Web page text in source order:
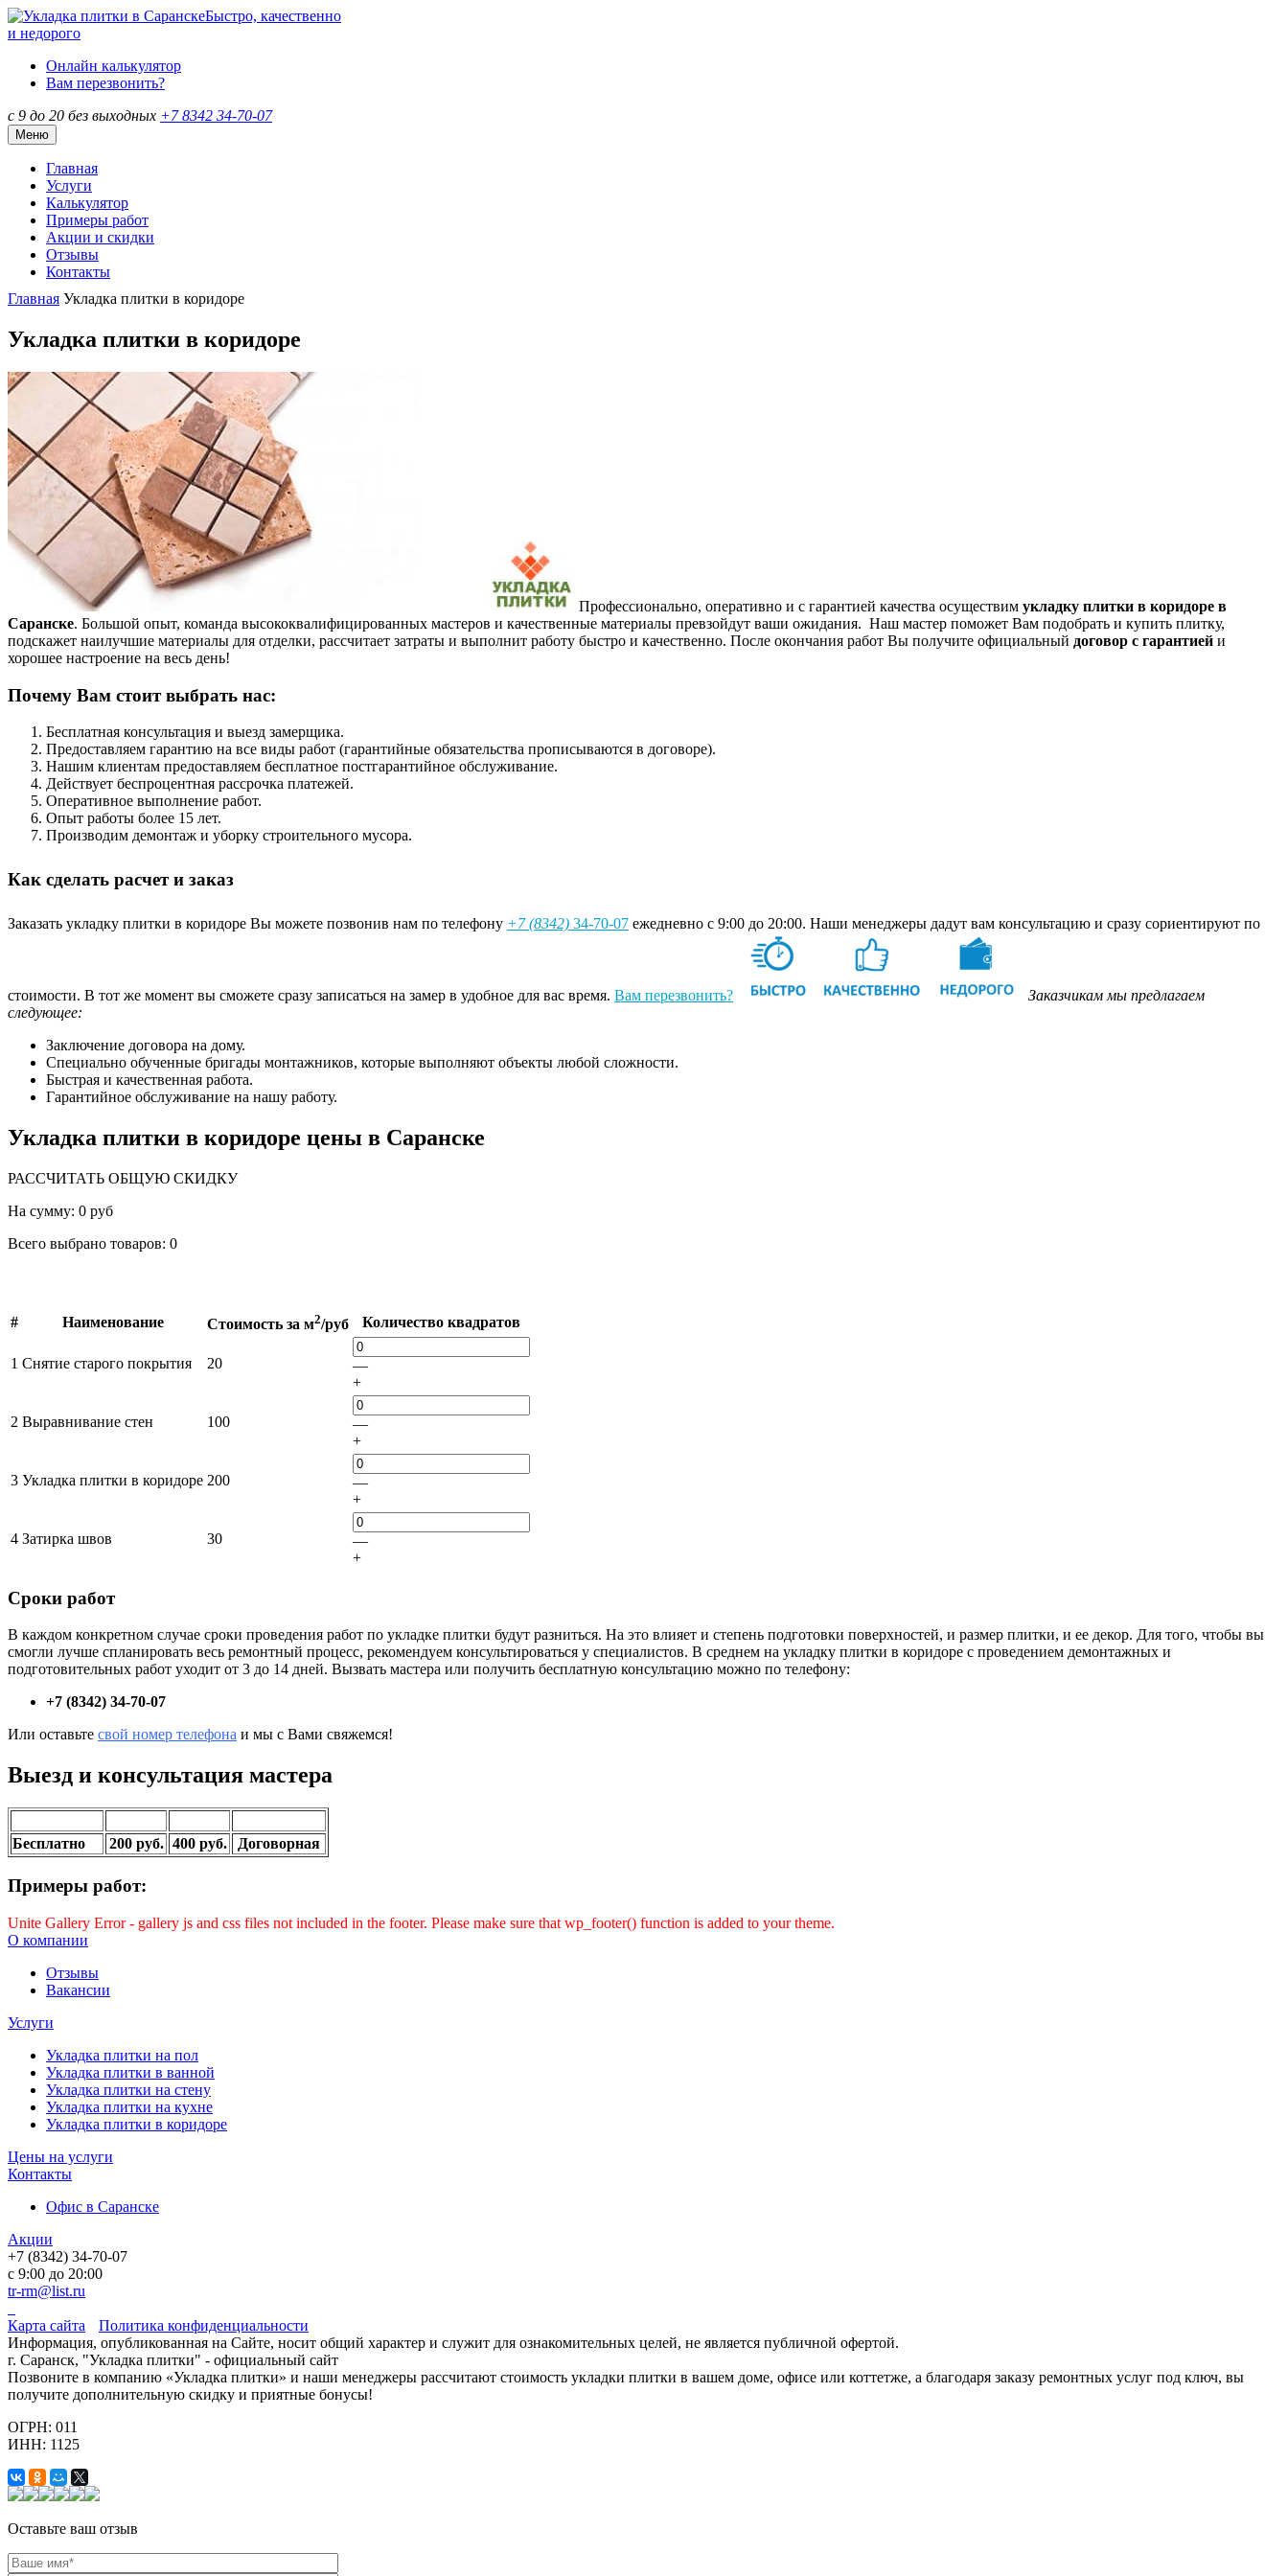
Быстро, качественно
и недорого
Онлайн калькулятор
Вам перезвонить?
с 9 до 20 без выходных +7 8342 34-70-07
Меню
Главная
Услуги
Калькулятор
Примеры работ
Акции и скидки
Отзывы
Контакты
Главная Укладка плитки в коридоре
Укладка плитки в коридоре
Профессионально, оперативно и с гарантией качества осуществим укладку плитки в коридоре в
Саранске. Большой опыт, команда высококвалифицированных мастеров и качественные материалы превзойдут ваши ожидания. Наш мастер поможет Вам подобрать и купить плитку,
подскажет наилучшие материалы для отделки, рассчитает затраты и выполнит работу быстро и качественно. После окончания работ Вы получите официальный договор с гарантией и
хорошее настроение на весь день!
Почему Вам стоит выбрать нас:
Бесплатная консультация и выезд замерщика.
Предоставляем гарантию на все виды работ (гарантийные обязательства прописываются в договоре).
Нашим клиентам предоставляем бесплатное постгарантийное обслуживание.
Действует беспроцентная рассрочка платежей.
Оперативное выполнение работ.
Опыт работы более 15 лет.
Производим демонтаж и уборку строительного мусора.
Как сделать расчет и заказ
Заказать укладку плитки в коридоре Вы можете позвонив нам по телефону +7 (8342) 34-70-07 ежедневно с 9:00 до 20:00. Наши менеджеры дадут вам консультацию и сразу сориентируют по
стоимости. В тот же момент вы сможете сразу записаться на замер в удобное для вас время. Вам перезвонить?
Заказчикам мы предлагаем
следующее:
Заключение договора на дому.
Специально обученные бригады монтажников, которые выполняют объекты любой сложности.
Быстрая и качественная работа.
Гарантийное обслуживание на нашу работу.
Укладка плитки в коридоре цены в Саранске
РАССЧИТАТЬ ОБЩУЮ СКИДКУ
На сумму: 0 руб
Всего выбрано товаров: 0
# Наименование Стоимость за м2/руб Количество квадратов
1 Снятие старого покрытия 20
—
+
2 Выравнивание стен 100
—
+
3 Укладка плитки в коридоре 200
—
+
4 Затирка швов 30
—
+
Сроки работ
В каждом конкретном случае сроки проведения работ по укладке плитки будут разниться. На это влияет и степень подготовки поверхностей, и размер плитки, и ее декор. Для того, чтобы вы
смогли лучше спланировать весь ремонтный процесс, рекомендуем консультироваться у специалистов. В среднем на укладку плитки в коридоре с проведением демонтажных и
подготовительных работ уходит от 3 до 14 дней. Вызвать мастера или получить бесплатную консультацию можно по телефону:
+7 (8342) 34-70-07
Или оставьте свой номер телефона и мы с Вами свяжемся!
Выезд и консультация мастера
Бесплатно
200 руб. 400 руб. Договорная
Примеры работ:
Unite Gallery Error - gallery js and css files not included in the footer. Please make sure that wp_footer() function is added to your theme.
О компании
Отзывы
Вакансии
Услуги
Укладка плитки на пол
Укладка плитки в ванной
Укладка плитки на стену
Укладка плитки на кухне
Укладка плитки в коридоре
Цены на услуги
Контакты
Офис в Саранске
Акции
+7 (8342) 34-70-07
с 9:00 до 20:00
tr-rm@list.ru
Карта сайта
Политика конфиденциальности
Информация, опубликованная на Сайте, носит общий характер и служит для ознакомительных целей, не является публичной офертой.
г. Саранск, "Укладка плитки" - официальный сайт
Позвоните в компанию «Укладка плитки» и наши менеджеры рассчитают стоимость укладки плитки в вашем доме, офисе или коттетже, а благодаря заказу ремонтных услуг под ключ, вы
получите дополнительную скидку и приятные бонусы!
ОГРН: 011
ИНН: 1125
Оставьте ваш отзыв